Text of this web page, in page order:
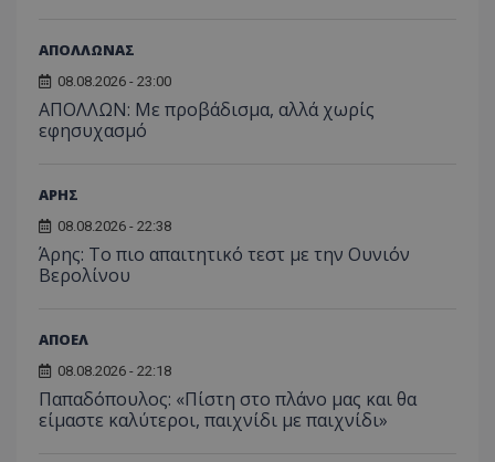
ΑΠΟΛΛΩΝΑΣ
08.08.2026 - 23:00
ΑΠΟΛΛΩΝ: Με προβάδισμα, αλλά χωρίς
εφησυχασμό
ΑΡΗΣ
08.08.2026 - 22:38
Άρης: Το πιο απαιτητικό τεστ με την Ουνιόν
Βερολίνου
ΑΠΟΕΛ
08.08.2026 - 22:18
Παπαδόπουλος: «Πίστη στο πλάνο μας και θα
είμαστε καλύτεροι, παιχνίδι με παιχνίδι»